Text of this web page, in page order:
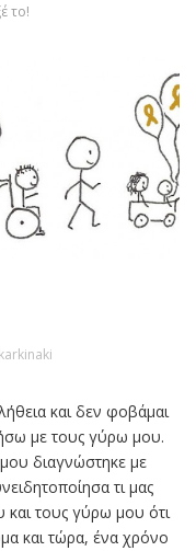
το!
karkinaki
και δεν φοβάμαι
με τους γύρω μου.
διαγνώστηκε με
τι μας
τους γύρω μου ότι
και τώρα, ένα χρόνο